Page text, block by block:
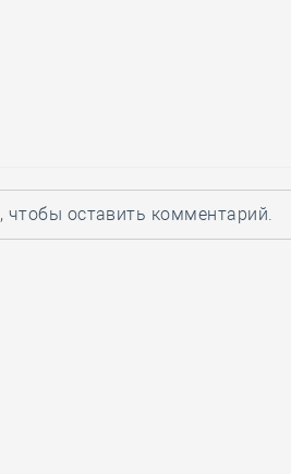
, чтобы оставить комментарий.